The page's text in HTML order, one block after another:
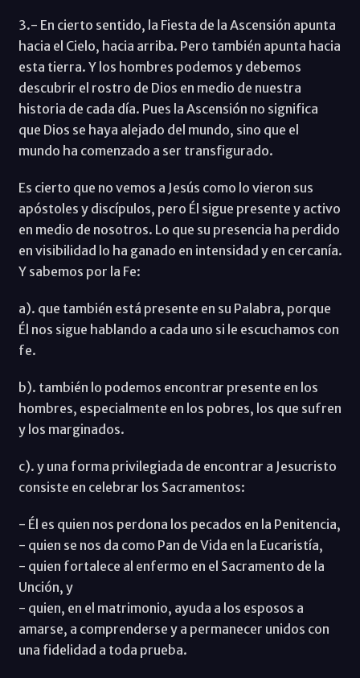
3.- En cierto sentido, la Fiesta de la Ascensión apunta
hacia el Cielo, hacia arriba. Pero también apunta hacia
esta tierra. Y los hombres podemos y debemos
descubrir el rostro de Dios en medio de nuestra
historia de cada día. Pues la Ascensión no significa
que Dios se haya alejado del mundo, sino que el
mundo ha comenzado a ser transfigurado.
Es cierto que no vemos a Jesús como lo vieron sus
apóstoles y discípulos, pero Él sigue presente y activo
en medio de nosotros. Lo que su presencia ha perdido
en visibilidad lo ha ganado en intensidad y en cercanía.
Y sabemos por la Fe:
a). que también está presente en su Palabra, porque
Él nos sigue hablando a cada uno si le escuchamos con
fe.
b). también lo podemos encontrar presente en los
hombres, especialmente en los pobres, los que sufren
y los marginados.
c). y una forma privilegiada de encontrar a Jesucristo
consiste en celebrar los Sacramentos:
- Él es quien nos perdona los pecados en la Penitencia,
- quien se nos da como Pan de Vida en la Eucaristía,
- quien fortalece al enfermo en el Sacramento de la
Unción, y
- quien, en el matrimonio, ayuda a los esposos a
amarse, a comprenderse y a permanecer unidos con
una fidelidad a toda prueba.